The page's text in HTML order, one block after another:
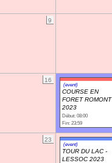
9
16
(event)
COURSE EN
FORET ROMONT
2023
Début: 08:00
Fin: 23:59
23
(event)
TOUR DU LAC -
LESSOC 2023